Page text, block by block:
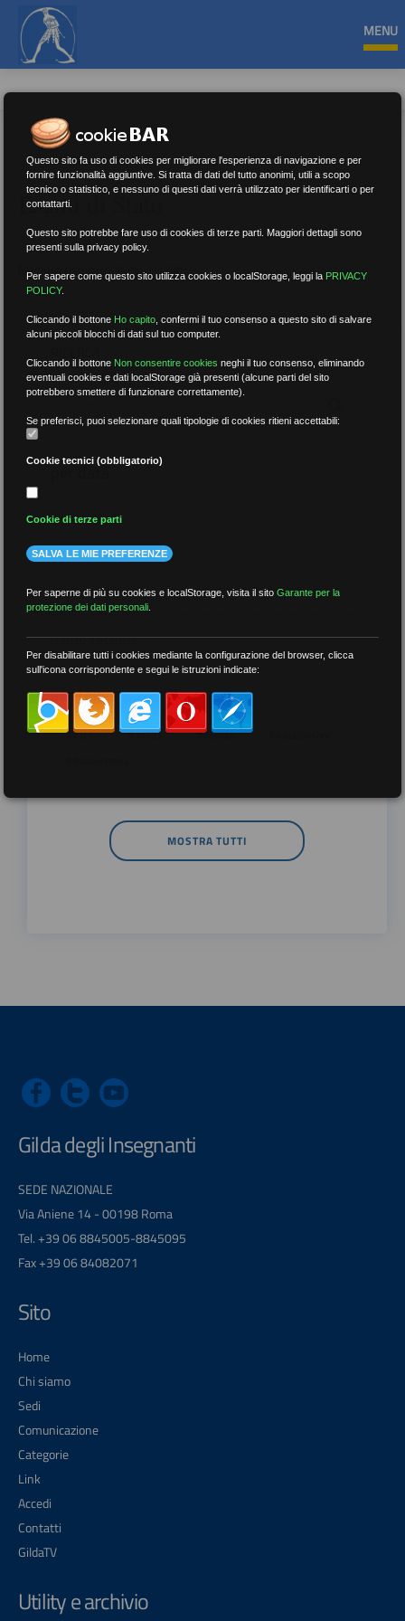
MENU
Esami di Stato
Nessun risultato.Rimuovi filtri
per data
più recenti
meno recenti
per tag
##DS ##FGU ##Gilda
MOSTRA TUTTI
Gilda degli Insegnanti
SEDE NAZIONALE
Via Aniene 14 - 00198 Roma
Tel. +39 06 8845005-8845095
Fax +39 06 84082071
Sito
Home
Chi siamo
Sedi
Comunicazione
Categorie
Link
Accedi
Contatti
GildaTV
Utility e archivio
Questo sito fa uso di cookies per migliorare l'esperienza di navigazione e per
fornire funzionalità aggiuntive. Si tratta di dati del tutto anonimi, utili a scopo
tecnico o statistico, e nessuno di questi dati verrà utilizzato per identificarti o per
contattarti.
Questo sito potrebbe fare uso di cookies di terze parti. Maggiori dettagli sono
presenti sulla privacy policy.
Per sapere come questo sito utilizza cookies o localStorage, leggi la PRIVACY
POLICY.
Cliccando il bottone Ho capito ,confermi il tuo consenso a questo sito di salvare
alcuni piccoli blocchi di dati sul tuo computer.
Cliccando il bottone Non consentire cookies neghi il tuo consenso, eliminando
eventuali cookies e dati localStorage già presenti (alcune parti del sito
potrebbero smettere di funzionare correttamente).
Se preferisci, puoi selezionare quali tipologie di cookies ritieni accettabili:
Cookie tecnici (obbligatorio)
Cookie di terze parti
SALVA LE MIE PREFERENZE
Per saperne di più su cookies e localStorage, visita il sitoGarante per la
protezione dei dati personali
Per disabilitare tutti i cookies mediante la configurazione del browser, clicca
sull'icona corrispondente e segui le istruzioni indicate: